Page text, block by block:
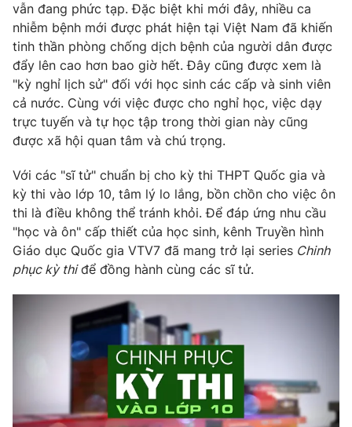
Góc doanh nghiệp
Truyền hình
Phim VTV
Hậu trường
Nhân vật
Khán giả
Giải sao mai
Giải trí
Điện ảnh
Âm nhạc
Sao
Đời sống
Du lịch
Làm đẹp
Chất lượng cuộc sống
Giáo dục
Tuyển sinh
Học trực tuyến
Công nghệ
Hitech Công nghệ tương lai
Sản phẩm
Giao lưu trực tuyến
Chuyên mục khác
Podcast
Photo Infographic
vẫn đang phức tạp. Đặc biệt khi mới đây, nhiều ca
nhiễm bệnh mới được phát hiện tại Việt Nam đã khiến
tinh thần phòng chống dịch bệnh của người dân được
đẩy lên cao hơn bao giờ hết. Đây cũng được xem là
"kỳ nghỉ lịch sử" đối với học sinh các cấp và sinh viên
cả nước. Cùng với việc được cho nghỉ học, việc dạy
trực tuyến và tự học tập trong thời gian này cũng
được xã hội quan tâm và chú trọng.
Với các "sĩ tử" chuẩn bị cho kỳ thi THPT Quốc gia và
kỳ thi vào lớp 10, tâm lý lo lắng, bồn chồn cho việc ôn
thi là điều không thể tránh khỏi. Để đáp ứng nhu cầu
"học và ôn" cấp thiết của học sinh, kênh Truyền hình
Giáo dục Quốc gia VTV7 đã mang trở lại series Chinh
phục kỳ thiđể đồng hành cùng các sĩ tử.